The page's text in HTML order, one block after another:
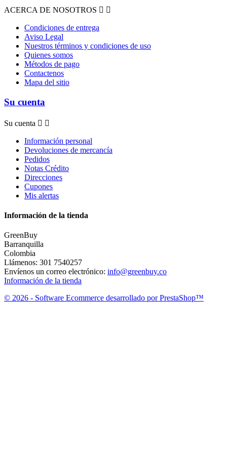
ACERCA DE NOSOTROS  
Condiciones de entrega
Aviso Legal
Nuestros términos y condiciones de uso
Quienes somos
Métodos de pago
Contactenos
Mapa del sitio
Su cuenta
Su cuenta  
Información personal
Devoluciones de mercancía
Pedidos
Notas Crédito
Direcciones
Cupones
Mis alertas
Información de la tienda
GreenBuy
Barranquilla
Colombia
Llámenos: 301 7540257
Envíenos un correo electrónico: info@greenbuy.co
Información de la tienda
© 2026 - Software Ecommerce desarrollado por PrestaShop™